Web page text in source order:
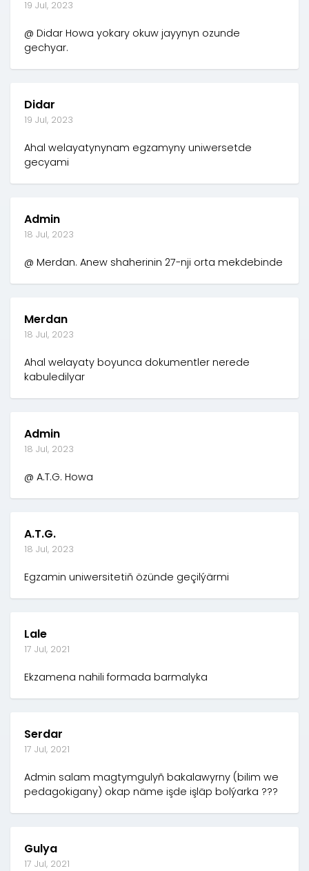
19 Jul, 2023
@ Didar Howa yokary okuw jayynyn ozunde
gechyar.
Didar
19 Jul, 2023
Ahal welayatynynam egzamyny uniwersetde
gecyami
Admin
18 Jul, 2023
@ Merdan. Anew shaherinin 27-nji orta mekdebinde
Merdan
18 Jul, 2023
Ahal welayaty boyunca dokumentler nerede
kabuledilyar
Admin
18 Jul, 2023
@ A.T.G. Howa
A.T.G.
18 Jul, 2023
Egzamin uniwersitetiň özünde geçilýärmi
Lale
17 Jul, 2021
Ekzamena nahili formada barmalyka
Serdar
17 Jul, 2021
Admin salam magtymgulyñ bakalawyrny (bilim we
pedagokigany) okap näme işde işläp bolýarka ???
Gulya
17 Jul, 2021